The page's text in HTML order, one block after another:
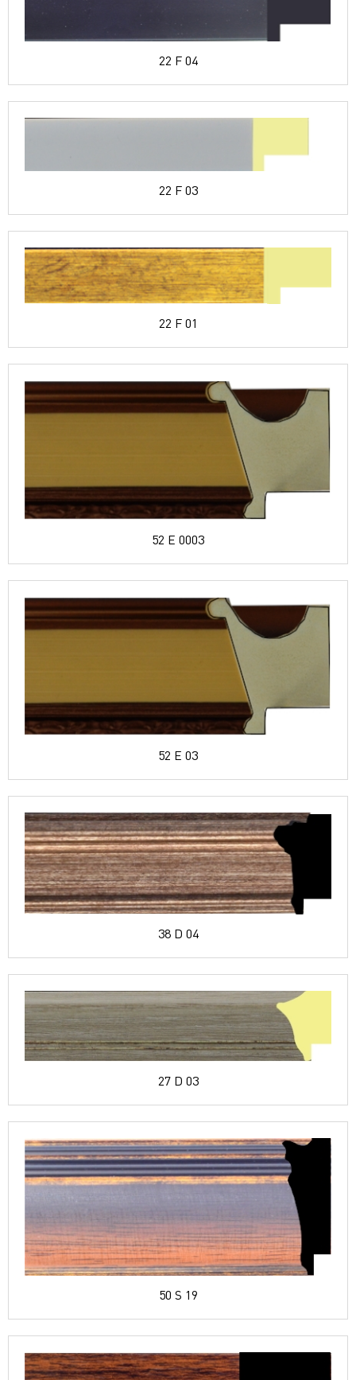
22 F 04
22 F 03
22 F 01
52 E 0003
52 E 03
38 D 04
27 D 03
50 S 19